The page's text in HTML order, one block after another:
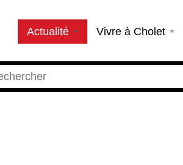
Actualité Vivre à Cholet